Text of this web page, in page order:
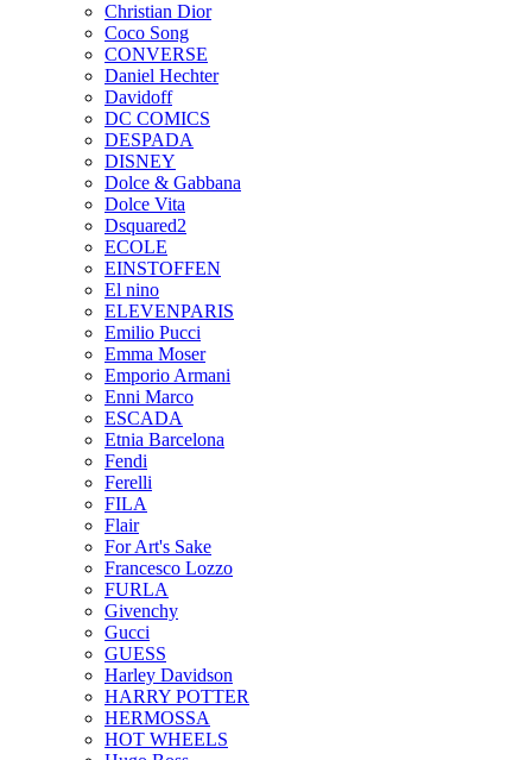
Christian Dior
Coco Song
CONVERSE
Daniel Hechter
Davidoff
DC COMICS
DESPADA
DISNEY
Dolce & Gabbana
Dolce Vita
Dsquared2
ECOLE
EINSTOFFEN
El nino
ELEVENPARIS
Emilio Pucci
Emma Moser
Emporio Armani
Enni Marco
ESCADA
Etnia Barcelona
Fendi
Ferelli
FILA
Flair
For Art's Sake
Francesco Lozzo
FURLA
Givenchy
Gucci
GUESS
Harley Davidson
HARRY POTTER
HERMOSSA
HOT WHEELS